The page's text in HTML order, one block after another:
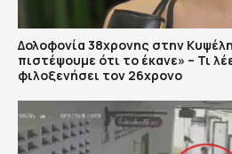
Δολοφονία 38χρονης στην
πιστέψουμε ότι το έκανε» – Τι
φιλοξενήσει τον 26χρονο